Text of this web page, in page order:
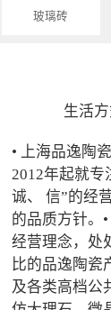
玻璃砖
生活
• 上海品逸陶
2012年起就专
诚、 信”的经
的品质方针。
经营理念，处
比的品逸陶瓷
及各类高档公